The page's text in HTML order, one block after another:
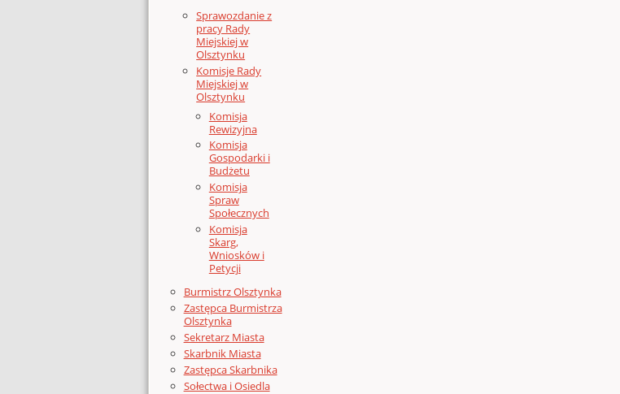
Sprawozdanie z
pracy Rady
Miejskiej w
Olsztynku
Komisje Rady
Miejskiej w
Olsztynku
Komisja
Rewizyjna
Komisja
Gospodarki i
Budżetu
Komisja
Spraw
Społecznych
Komisja
Skarg,
Wniosków i
Petycji
Burmistrz Olsztynka
Zastępca Burmistrza
Olsztynka
Sekretarz Miasta
Skarbnik Miasta
Zastępca Skarbnika
Sołectwa i Osiedla